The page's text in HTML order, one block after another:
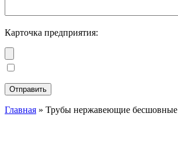
Карточка предприятия:
Главная » Трубы нержавеющие бесшовные